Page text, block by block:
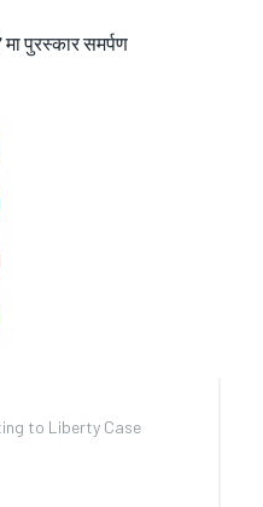
to Liberty Case
पुरस्कार समर्पण